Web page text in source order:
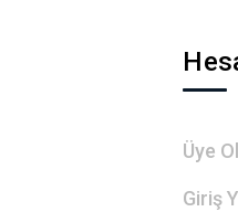
Üye Ol
Giriş